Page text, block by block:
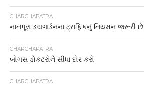
CHARCHAPATRA
નાનપૂરા ડચગાર્ડનના ટ્રાફિકનું નિયમન જરૂરી છે
CHARCHAPATRA
બોગસ ડોકટરોને સીધા દોર કરો
CHARCHAPATRA